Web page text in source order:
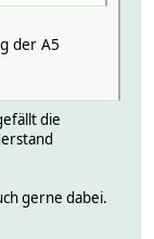
der A5
die
gerne dabei.